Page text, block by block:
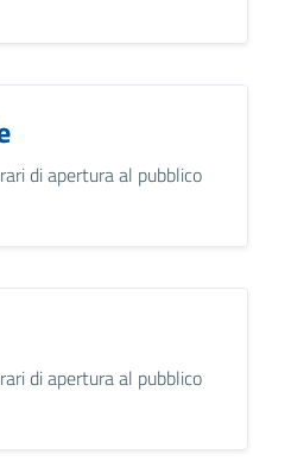
di apertura al pubblico
di apertura al pubblico